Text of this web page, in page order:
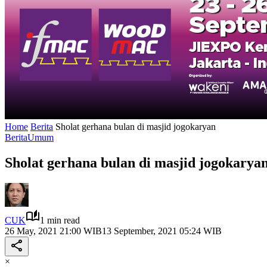
Home Berita Sholat gerhana bulan di masjid jogokaryan
BeritaUmum
Sholat gerhana bulan di masjid
CUK
1 min read
26 May, 2021 21:00 WIB13 September, 2021 05:24 WIB
×